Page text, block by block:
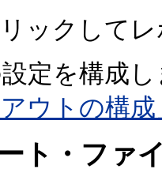
リックして
定を構成
ウトの構成
ト・ファ